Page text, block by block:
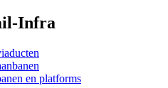
Infra
en platforms